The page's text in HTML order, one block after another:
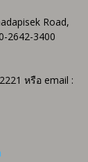
Road,
2642-3400
หรือ email :